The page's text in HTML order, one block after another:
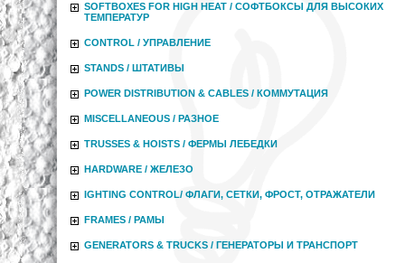
SOFTBOXES FOR HIGH HEAT / СОФТБОКСЫ ДЛЯ ВЫСОКИХ
ТЕМПЕРАТУР
CONTROL / УПРАВЛЕНИЕ
STANDS / ШТАТИВЫ
POWER DISTRIBUTION & CABLES / КОММУТАЦИЯ
MISCELLANEOUS / РАЗНОЕ
TRUSSES & HOISTS / ФЕРМЫ ЛЕБЕДКИ
HARDWARE / ЖЕЛЕЗО
IGHTING CONTROL/ ФЛАГИ, СЕТКИ, ФРОСТ, ОТРАЖАТЕЛИ
FRAMES / РАМЫ
GENERATORS & TRUCKS / ГЕНЕРАТОРЫ И ТРАНСПОРТ